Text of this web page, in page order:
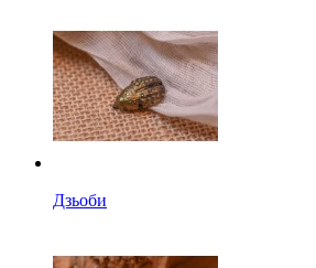
Дзьоби